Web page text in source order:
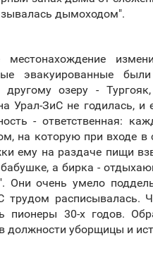
дымоходом".
эвакуированные
другому озеру -
Урал-ЗиС не годилась,
- ответственная:
на которую при входе
ему на раздаче пищи
а бирка -
Они очень умело
трудом расписывалась.
пионеры 30-х годов.
должности уборщицы и